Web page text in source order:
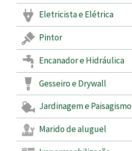
Eletricista e Elétrica
Pintor
Encanador e Hidráulica
Gesseiro e Drywall
Jardinagem e Paisagismo
Marido de aluguel